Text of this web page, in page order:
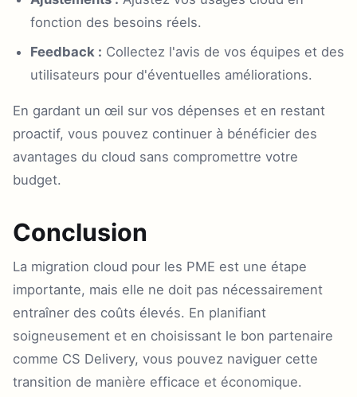
fonction des besoins réels.
Feedback : Collectez l'avis de vos équipes et des
utilisateurs pour d'éventuelles améliorations.
En gardant un œil sur vos dépenses et en restant
proactif, vous pouvez continuer à bénéficier des
avantages du cloud sans compromettre votre
budget.
Conclusion
La migration cloud pour les PME est une étape
importante, mais elle ne doit pas nécessairement
entraîner des coûts élevés. En planifiant
soigneusement et en choisissant le bon partenaire
comme CS Delivery, vous pouvez naviguer cette
transition de manière efficace et économique.